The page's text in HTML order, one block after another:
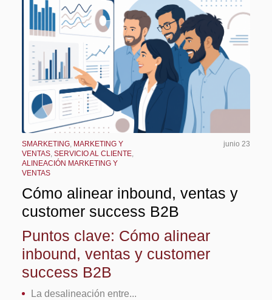
SMARKETING, MARKETING Y
VENTAS, SERVICIO AL CLIENTE,
ALINEACIÓN MARKETING Y
VENTAS
junio 23
Cómo alinear inbound, ventas y
customer success B2B
Puntos clave: Cómo alinear
inbound, ventas y customer
success B2B
La desalineación entre...